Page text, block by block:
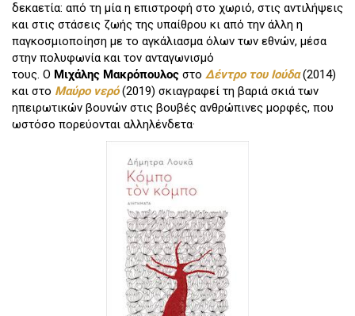
δεκαετία: από τη μία η επιστροφή στο χωριό, στις αντιλήψεις
και στις στάσεις ζωής της υπαίθρου κι από την άλλη η
παγκοσμιοποίηση με το αγκάλιασμα όλων των εθνών, μέσα
στην πολυφωνία και τον ανταγωνισμό
τους. Ο Μιχάλης Μακρόπουλος στο Δέντρο του Ιούδα(2014)
και στο Μαύρο νερό(2019) σκιαγραφεί τη βαριά σκιά των
ηπειρωτικών βουνών στις βουβές ανθρώπινες μορφές, που
ωστόσο πορεύονται αλληλένδετα·